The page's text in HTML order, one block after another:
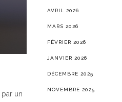
un
AVRIL 2026
MARS 2026
FÉVRIER 2026
JANVIER 2026
DÉCEMBRE 2025
NOVEMBRE 2025